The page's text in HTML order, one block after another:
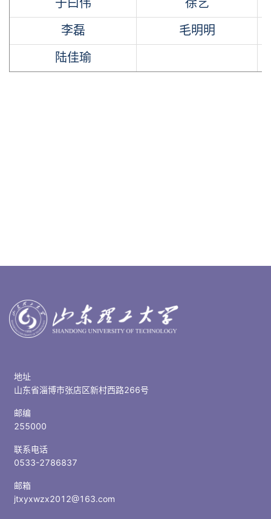
于曰伟 徐艺
李磊 毛明明
陆佳瑜
地址
山东省淄博市张店区新村西路266号
邮编
255000
联系电话
0533-2786837
邮箱
jtxyxwzx2012@163.com